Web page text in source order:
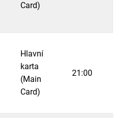
Card)
Hlavní
karta
(Main
Card)
21:00